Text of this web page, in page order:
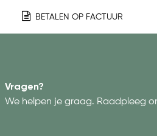
BETALEN OP FACTUUR
Vragen?
We helpen je graag. Raadpleeg